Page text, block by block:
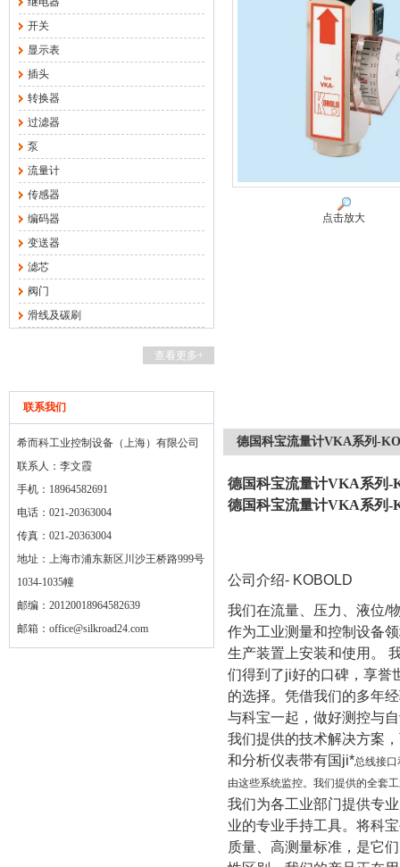
开关
显示表
插头
转换器
过滤器
泵
流量计
传感器
编码器
变送器
滤芯
阀门
滑线及碳刷
查看更多+
联系我们
希而科工业控制设备（上海）有限公司
联系人：李文霞
手机：18964582691
电话：021-20363004
传真：021-20363004
地址：上海市浦东新区川沙王桥路999号
1034-1035幢
邮编：20120018964582639
邮箱： office@silkroad24.com
点击放大
德国科宝流量计VKA系列-
德国科宝流量计VKA系列-
德国科宝流量计VKA系列-
公司介绍- KOBOLD
我们在流量、压力、液位/
作为工业测量和控制设备
生产装置上安装和使用。
们得到了ji好的口碑，享誉
的选择。凭借我们的多年
与科宝一起，做好测控与
我们提供的技术解决方案
和分析仪表带有国ji*总线接口
由这些系统监控。我们提供的全套
我们为各工业部门提供专
业的专业手持工具。将科
质量、高测量标准，是它